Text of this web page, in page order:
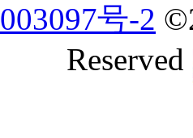
号-2
Reserved